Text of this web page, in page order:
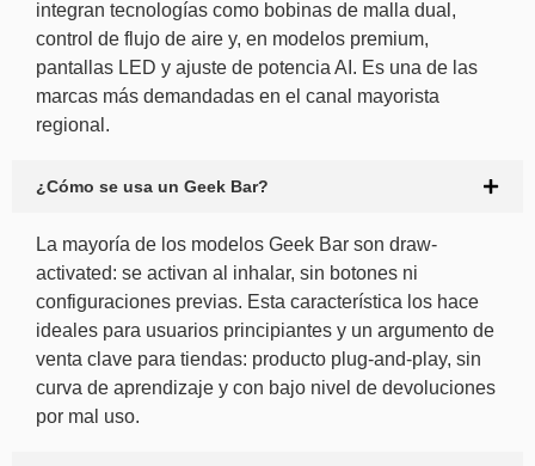
integran tecnologías como bobinas de malla dual,
control de flujo de aire y, en modelos premium,
pantallas LED y ajuste de potencia AI. Es una de las
marcas más demandadas en el canal mayorista
regional.
¿Cómo se usa un Geek Bar?
La mayoría de los modelos Geek Bar son draw-
activated: se activan al inhalar, sin botones ni
configuraciones previas. Esta característica los hace
ideales para usuarios principiantes y un argumento de
venta clave para tiendas: producto plug-and-play, sin
curva de aprendizaje y con bajo nivel de devoluciones
por mal uso.